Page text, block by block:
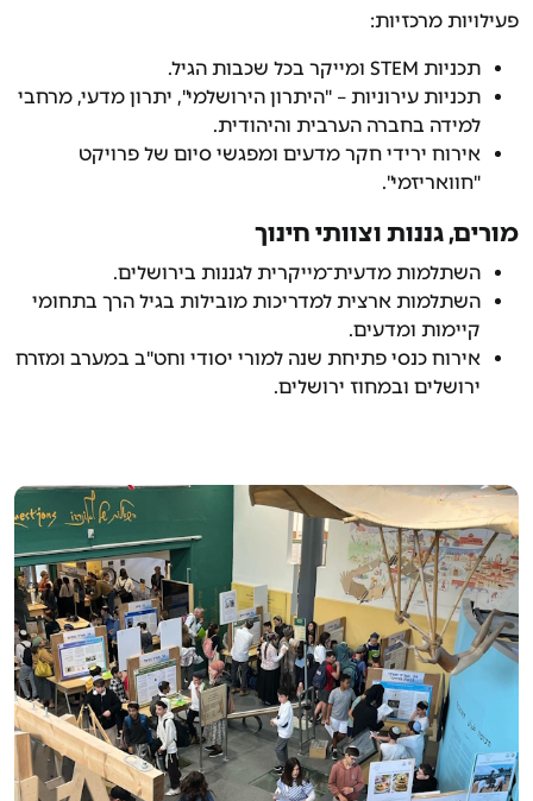
פעילויות מרכזיות:
תכניות STEM ומייקר בכל שכבות הגיל.
תכניות עירוניות – "היתרון הירושלמי", יתרון מדעי, מרחבי
למידה בחברה הערבית והיהודית.
אירוח ירידי חקר מדעים ומפגשי סיום של פרויקט
"חוואריזמי".
מורים, גננות וצוותי חינוך
השתלמות מדעית־מייקרית לגננות בירושלים.
השתלמות ארצית למדריכות מובילות בגיל הרך בתחומי
קיימות ומדעים.
אירוח כנסי פתיחת שנה למורי יסודי וחט"ב במערב ומזרח
ירושלים ובמחוז ירושלים.